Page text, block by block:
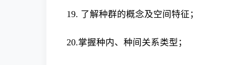
19. 了解种群的概念及空间特征；
20.掌握种内、种间关系类型；